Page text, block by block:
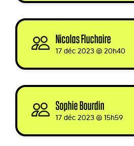
Nicolas Fluchaire
17 déc 2023 @ 20h40
Sophie Bourdin
17 déc 2023 @ 15h59